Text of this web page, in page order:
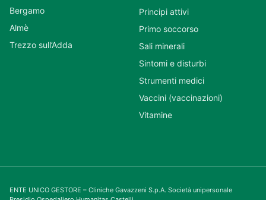
Bergamo
Almè
Trezzo sull’Adda
Principi attivi
Primo soccorso
Sali minerali
Sintomi e disturbi
Strumenti medici
Vaccini (vaccinazioni)
Vitamine
ENTE UNICO GESTORE – Cliniche Gavazzeni S.p.A. Società unipersonale